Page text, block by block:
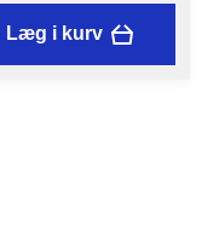
Læg i kurv